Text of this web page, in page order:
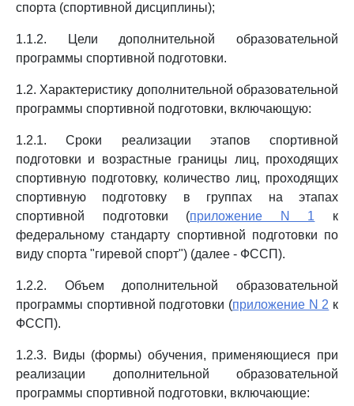
спорта (спортивной дисциплины);
1.1.2. Цели дополнительной образовательной
программы спортивной подготовки.
1.2. Характеристику дополнительной образовательной
программы спортивной подготовки, включающую:
1.2.1. Сроки реализации этапов спортивной
подготовки и возрастные границы лиц, проходящих
спортивную подготовку, количество лиц, проходящих
спортивную подготовку в группах на этапах
спортивной подготовки (приложение N 1 к
федеральному стандарту спортивной подготовки по
виду спорта "гиревой спорт") (далее - ФССП).
1.2.2. Объем дополнительной образовательной
программы спортивной подготовки (приложение N 2 к
ФССП).
1.2.3. Виды (формы) обучения, применяющиеся при
реализации дополнительной образовательной
программы спортивной подготовки, включающие: